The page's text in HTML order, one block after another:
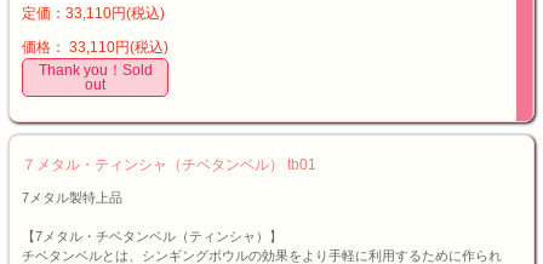
定価：33,110円(税込)
価格： 33,110円(税込)
Thank you！Sold
out
７メタル・ティンシャ（チベタンベル） tb01
7メタル製特上品
【7メタル・チベタンベル（ティンシャ）】
チベタンベルとは、シンギングボウルの効果をより手軽に利用するために作られ